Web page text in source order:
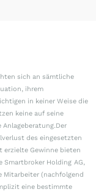
sich an sämtliche
ihrem
in keiner Weise die
keine auf seine
des eingesetzten
erzielte Gewinne bieten
Smartbroker Holding AG,
Mitarbeiter (nachfolgend
eine bestimmte